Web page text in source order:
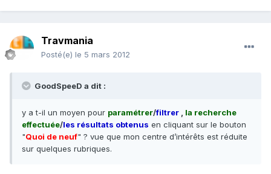
Travmania
Posté(e) le 5 mars 2012
GoodSpeeD a dit :
y a t-il un moyen pour paramétrer/filtrer , la recherche
effectuée/les résultats obtenus en cliquant sur le bouton
"Quoi de neuf" ? vue que mon centre d’intérêts est réduite
sur quelques rubriques.